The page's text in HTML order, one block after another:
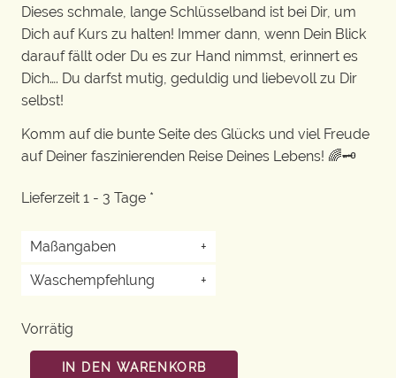
Dieses schmale, lange Schlüsselband ist bei Dir, um
Dich auf Kurs zu halten! Immer dann, wenn Dein Blick
darauf fällt oder Du es zur Hand nimmst, erinnert es
Dich…. Du darfst mutig, geduldig und liebevoll zu Dir
selbst!
Komm auf die bunte Seite des Glücks und viel Freude
auf Deiner faszinierenden Reise Deines Lebens! 🌈🗝️
Lieferzeit 1 - 3 Tage *
Maßangaben
+
Waschempfehlung
+
Vorrätig
IN DEN WARENKORB